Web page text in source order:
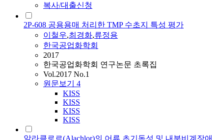
복사/대출신청
2P-608 공용용매 처리한 TMP 수초지 특성 평가
이철우,최경화,류정용
한국공업화학회
2017
한국공업화학회 연구논문 초록집
Vol.2017 No.1
원문보기 4
KISS
KISS
KISS
KISS